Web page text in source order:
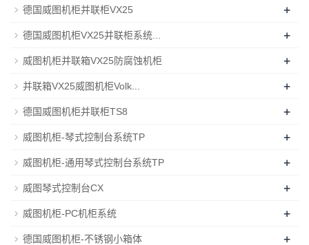
德国威图机柜并联柜VX25 +
德国威图机柜VX25并联柜系统... +
威图机柜并联箱VX25防腐蚀机柜 +
并联箱VX25威图机柜Volk... +
德国威图机柜并联柜TS8 +
威图机柜-琴式控制台系统TP +
威图机柜-通用琴式控制台系统TP +
威图琴式控制台CX +
威图机柜-PC机柜系统 +
德国威图机柜-不锈钢小箱体 +